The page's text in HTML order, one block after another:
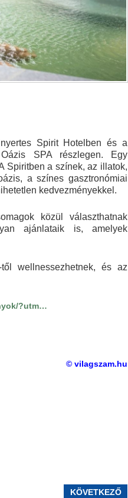
Spirit Hotelben és a
SPA részlegen. Egy
Spiritben a színek, az illatok,
a színes gasztronómiai
kedvezményekkel.
közül választhatnak
ajánlataik is, amelyek
wellnessezhetnek, és az
?utm…
© vilagszam.hu
KÖVETKEZŐ